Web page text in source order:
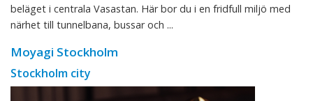
beläget i centrala Vasastan. Här bor du i en fridfull miljö med
närhet till tunnelbana, bussar och ...
Moyagi Stockholm
Stockholm city